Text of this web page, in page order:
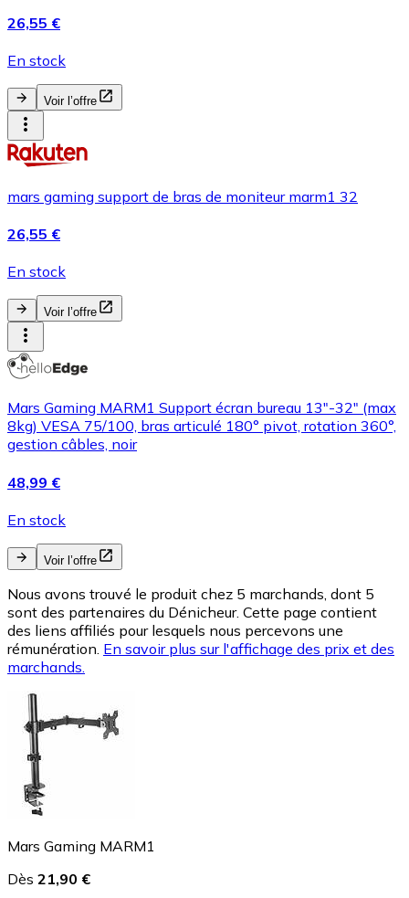
26,55 €
En stock
Voir l’offre
mars gaming support de bras de moniteur marm1 32
26,55 €
En stock
Voir l’offre
Mars Gaming MARM1 Support écran bureau 13"-32" (max
8kg) VESA 75/100, bras articulé 180° pivot, rotation 360°,
gestion câbles, noir
48,99 €
En stock
Voir l’offre
Nous avons trouvé le produit chez 5 marchands, dont 5
sont des partenaires du Dénicheur. Cette page contient
des liens affiliés pour lesquels nous percevons une
rémunération. En savoir plus sur l'affichage des prix et des
marchands.
Mars Gaming MARM1
Dès 21,90 €